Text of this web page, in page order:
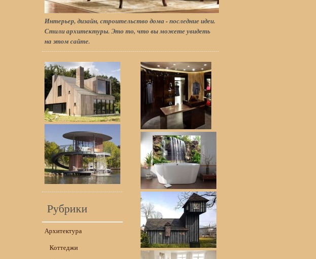
Интерьер, дизайн, строительство дома - последние идеи.
Стили архитектуры. Это то, что вы можете увидеть
на этом сайте.
Рубрики
Архитектура
Коттеджи